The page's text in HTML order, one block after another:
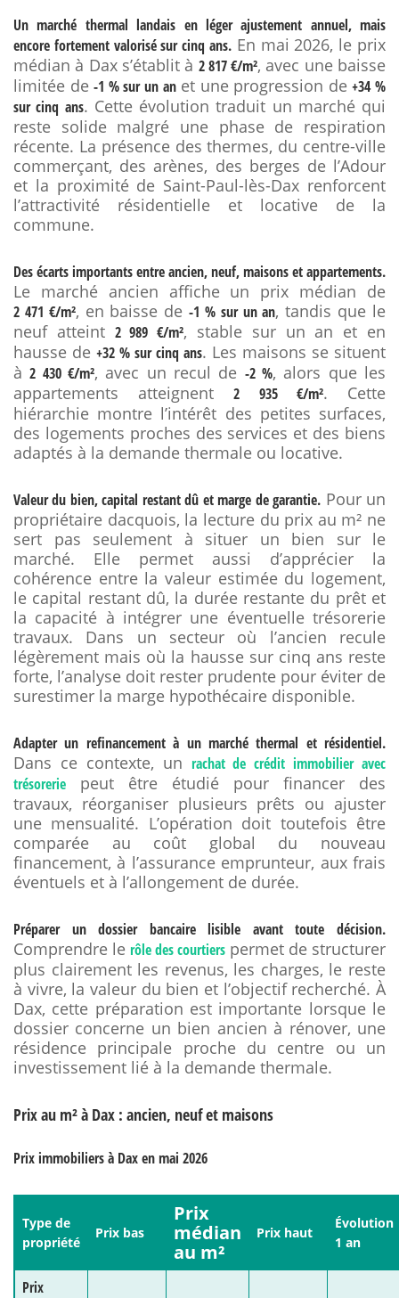
Un marché thermal landais en léger ajustement annuel, mais
encore fortement valorisé sur cinq ans. En mai 2026, le prix
médian à Dax s’établit à 2 817 €/m², avec une baisse
limitée de-1 % sur un anet une progression de+34 %
sur cinq ans. Cette évolution traduit un marché qui
reste solide malgré une phase de respiration
récente. La présence des thermes, du centre-ville
commerçant, des arènes, des berges de l’Adour
et la proximité de Saint-Paul-lès-Dax renforcent
l’attractivité résidentielle et locative de la
commune.
Des écarts importants entre ancien, neuf, maisons et appartements.
Le marché ancien affiche un prix médian de
2 471 €/m², en baisse de-1 % sur un an, tandis que le
neuf atteint 2 989 €/m², stable sur un an et en
hausse de +32 % sur cinq ans. Les maisons se situent
à2 430 €/m², avec un recul de -2 %, alors que les
appartements atteignent2 935 €/m². Cette
hiérarchie montre l’intérêt des petites surfaces,
des logements proches des services et des biens
adaptés à la demande thermale ou locative.
Valeur du bien, capital restant dû et marge de garantie. Pour un
propriétaire dacquois, la lecture du prix au m² ne
sert pas seulement à situer un bien sur le
marché. Elle permet aussi d’apprécier la
cohérence entre la valeur estimée du logement,
le capital restant dû, la durée restante du prêt et
la capacité à intégrer une éventuelle trésorerie
travaux. Dans un secteur où l’ancien recule
légèrement mais où la hausse sur cinq ans reste
forte, l’analyse doit rester prudente pour éviter de
surestimer la marge hypothécaire disponible.
Adapter un refinancement à un marché thermal et résidentiel.
Dans ce contexte, un rachat de crédit immobilier avec
trésorerie peut être étudié pour financer des
travaux, réorganiser plusieurs prêts ou ajuster
une mensualité. L’opération doit toutefois être
comparée au coût global du nouveau
financement, à l’assurance emprunteur, aux frais
éventuels et à l’allongement de durée.
Préparer un dossier bancaire lisible avant toute décision.
Comprendre le rôle des courtiers permet de structurer
plus clairement les revenus, les charges, le reste
à vivre, la valeur du bien et l’objectif recherché. À
Dax, cette préparation est importante lorsque le
dossier concerne un bien ancien à rénover, une
résidence principale proche du centre ou un
investissement lié à la demande thermale.
Prix au m² à Dax : ancien, neuf et maisons
Prix immobiliers à Dax en mai 2026
Type de
propriété
Prix bas
Prix
médian
au m²
Prix haut
Évolution
1 an
Prix